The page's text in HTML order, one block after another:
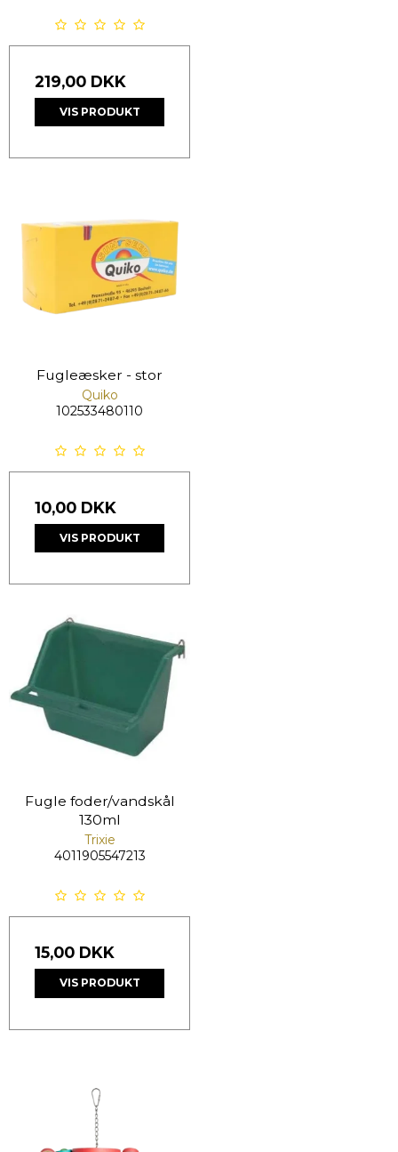
219,00 DKK
VIS PRODUKT
Fugleæsker - stor
Quiko
102533480110
10,00 DKK
VIS PRODUKT
Fugle foder/vandskål
130ml
Trixie
4011905547213
15,00 DKK
VIS PRODUKT